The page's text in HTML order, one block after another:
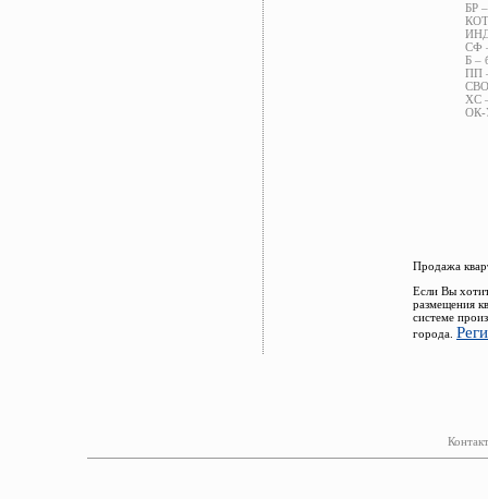
БР
КОТ
ИНД
СФ
Б –
ПП
ХС
ОК-
Продажа
Если Вы
размещения
системе
города.